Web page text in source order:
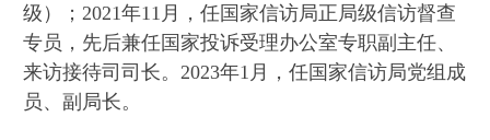
级）；2021年11月，任国家信访局正局级信访督查
专员，先后兼任国家投诉受理办公室专职副主任、
来访接待司司长。2023年1月，任国家信访局党组成
员、副局长。